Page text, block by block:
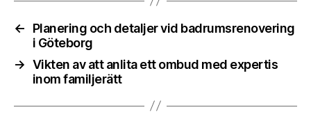
←
Planering och detaljer vid badrumsrenovering
i Göteborg
→ Vikten av att anlita ett ombud med expertis
inom familjerätt